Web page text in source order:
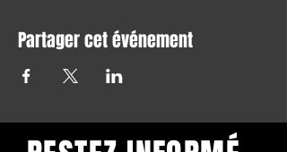
Partager cet événement